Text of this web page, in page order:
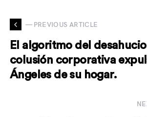
— PREVIOUS ARTICLE
El algoritmo del
colusión corporativa
Ángeles de su hogar.